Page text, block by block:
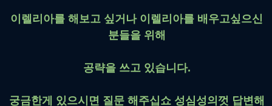
이렐리아를 해보고 싶거나 이렐리아를 배우고싶으신
분들을 위해
공략을 쓰고 있습니다.
궁금한게 있으시면 질문 해주십쇼 성심성의껏 답변해